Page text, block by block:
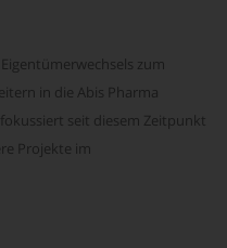
zum
in die Abis Pharma
seit diesem Zeitpunkt
Projekte im